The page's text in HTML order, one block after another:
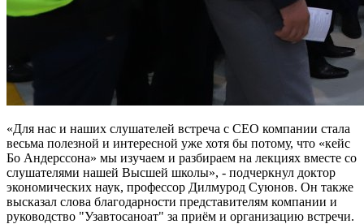
«Для нас и наших слушателей встреча с СЕО компании стала
весьма полезной и интересной уже хотя бы потому, что «кейс
Бо Андерссона» мы изучаем и разбираем на лекциях вместе со
слушателями нашей Высшей школы», - подчеркнул доктор
экономических наук, профессор Дилмурод Суюнов. Он также
высказал слова благодарности представителям компании и
руководство "Узавтосаноат" за приём и организацию встречи.